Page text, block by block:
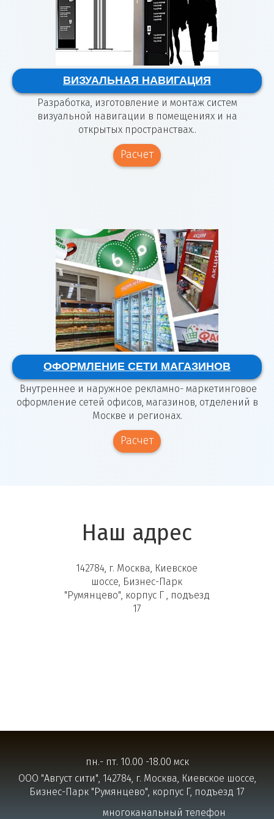
ВИЗУАЛЬНАЯ НАВИГАЦИЯ
Разработка, изготовление и монтаж систем
визуальной навигации в помещениях и на
открытых пространствах..
Расчет
ОФОРМЛЕНИЕ СЕТИ МАГАЗИНОВ
Внутреннее и наружное рекламно- маркетинговое
оформление сетей офисов, магазинов, отделений в
Москве и регионах.
Расчет
Наш адрес
142784, г. Москва, Киевское
шоссе, Бизнес-Парк
"Румянцево", корпус Г , подъезд
17
пн.- пт. 10.00 -18.00 мск
ООО "Август сити", 142784, г. Москва, Киевское шоссе,
Бизнес-Парк "Румянцево", корпус Г, подъезд 17
многоканальный телефон